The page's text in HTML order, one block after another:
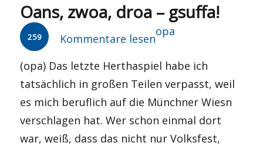
Oans, zwoa, droa – gsuffa!
259 Kommentare lesen
Autor
opa
(opa) Das letzte Herthaspiel habe ich
tatsächlich in großen Teilen verpasst, weil
es mich beruflich auf die Münchner Wiesn
verschlagen hat. Wer schon einmal dort
war, weiß, dass das nicht nur Volksfest,